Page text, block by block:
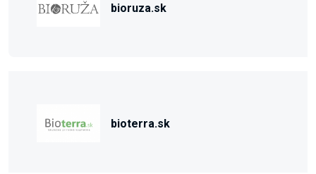
bioruza.sk
bioterra.sk